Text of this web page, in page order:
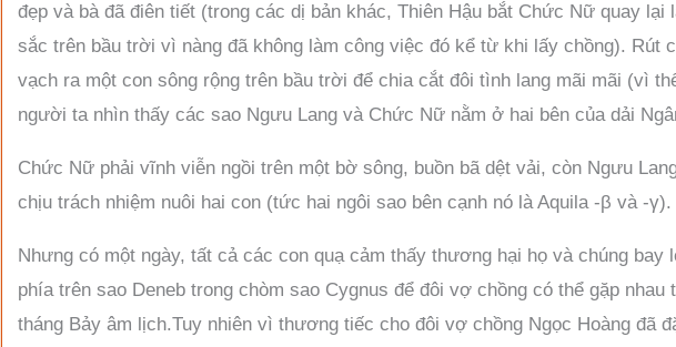
đẹp và bà đã điên tiết (trong các dị bản khác, Thiên Hậu bắt Chức Nữ quay lại
sắc trên bầu trời vì nàng đã không làm công việc đó kể từ khi lấy chồng). Rút
vạch ra một con sông rộng trên bầu trời để chia cắt đôi tình lang mãi mãi (vì
người ta nhìn thấy các sao Ngưu Lang và Chức Nữ nằm ở hai bên của dải
Chức Nữ phải vĩnh viễn ngồi trên một bờ sông, buồn bã dệt vải, còn Ngưu
chịu trách nhiệm nuôi hai con (tức hai ngôi sao bên cạnh nó là Aquila -β và -γ).
Nhưng có một ngày, tất cả các con quạ cảm thấy thương hại họ và chúng bay
phía trên sao Deneb trong chòm sao Cygnus để đôi vợ chồng có thể gặp
tháng Bảy âm lịch.Tuy nhiên vì thương tiếc cho đôi vợ chồng Ngọc Hoàng đã